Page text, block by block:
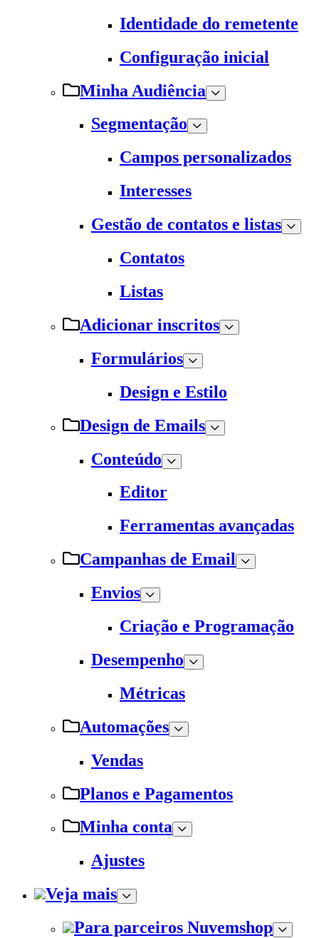
Identidade do remetente
Configuração inicial
Minha Audiência
Segmentação
Campos personalizados
Interesses
Gestão de contatos e listas
Contatos
Listas
Adicionar inscritos
Formulários
Design e Estilo
Design de Emails
Conteúdo
Editor
Ferramentas avançadas
Campanhas de Email
Envios
Criação e Programação
Desempenho
Métricas
Automações
Vendas
Planos e Pagamentos
Minha conta
Ajustes
Veja mais
Para parceiros Nuvemshop